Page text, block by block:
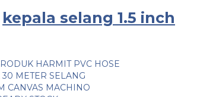
kepala selang 1.5 inch